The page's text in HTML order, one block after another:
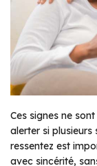
Ces signes ne
alerter si plusieurs
ressentez est
avec sincérité,